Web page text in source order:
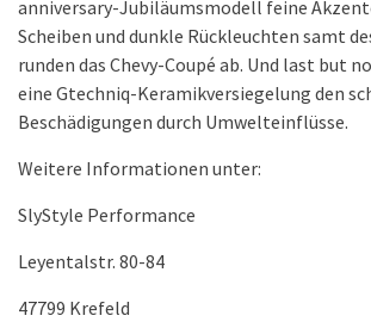
runden das Chevy-Coupé ab. Und last but
eine Gtechniq-Keramikversiegelung den
Beschädigungen durch Umwelteinflüsse.
Weitere Informationen unter:
SlyStyle Performance
Leyentalstr. 80-84
47799 Krefeld
Tel.: 0 21 51 / 800 930